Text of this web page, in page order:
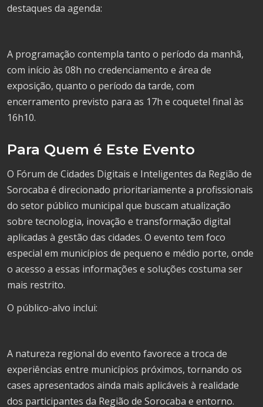
destaques da agenda:
A programação contempla tanto o período da manhã,
com início às 08h no credenciamento e área de
exposição, quanto o período da tarde, com
encerramento previsto para as 17h e coquetel final às
16h10.
Para Quem é Este Evento
O Fórum de Cidades Digitais e Inteligentes da Região de
Sorocaba é direcionado prioritariamente a profissionais
do setor público municipal que buscam atualização
sobre tecnologia, inovação e transformação digital
aplicadas à gestão das cidades. O evento tem foco
especial em municípios de pequeno e médio porte, onde
o acesso a essas informações e soluções costuma ser
mais restrito.
O público-alvo inclui:
A natureza regional do evento favorece a troca de
experiências entre municípios próximos, tornando os
cases apresentados ainda mais aplicáveis à realidade
dos participantes da Região de Sorocaba e entorno.